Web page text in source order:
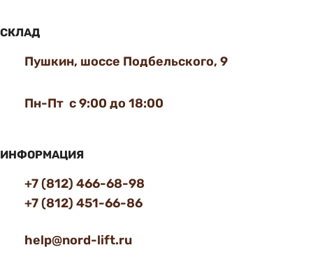
СКЛАД
Пушкин, шоссе Подбельского, 9
Пн-Пт с 9:00 до 18:00
ИНФОРМАЦИЯ
+7 (812) 466-68-98
+7 (812) 451-66-86
help@nord-lift.ru